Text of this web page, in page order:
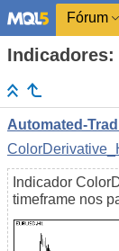
Fórum
Indicadores:
Automated-
Indicador
timeframe nos